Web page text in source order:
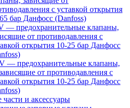
с уставкой открытия
бар Данфосс (Danfoss)
— предохранительные клапаны,
от противодавления с
открытия 10-25 бар Данфосс
— предохранительные клапаны,
от противодавления с
открытия 10-25 бар Данфосс
части и аксессуары